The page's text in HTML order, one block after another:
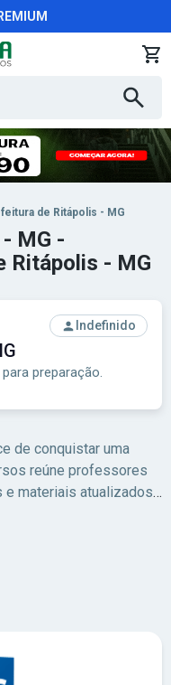
de Ritápolis - MG
Indefinido
preparação.
MG -
Ritápolis - MG
de conquistar uma
reúne professores
materiais atualizados